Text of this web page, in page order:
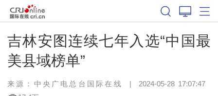
吉林安图连续七年入选“中国最
美县域榜单”
来源：中央广电总台国际在线 | 2024-05-28 17:07:47